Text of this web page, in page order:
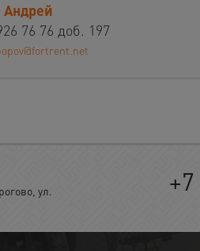
Андрей
76 76 доб. 197
ул.